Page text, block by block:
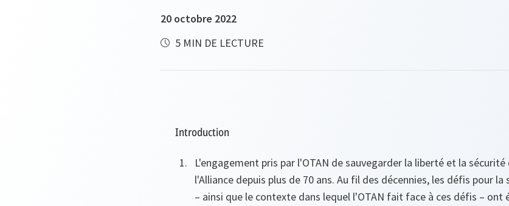
20 octobre 2022
5 MIN DE LECTURE
Introduction
L'engagement pris par l'OTAN de sauvegarder la liberté et la
l'Alliance depuis plus de 70 ans. Au fil des décennies, les défis pour
– ainsi que le contexte dans lequel l'OTAN fait face à ces défis – ont